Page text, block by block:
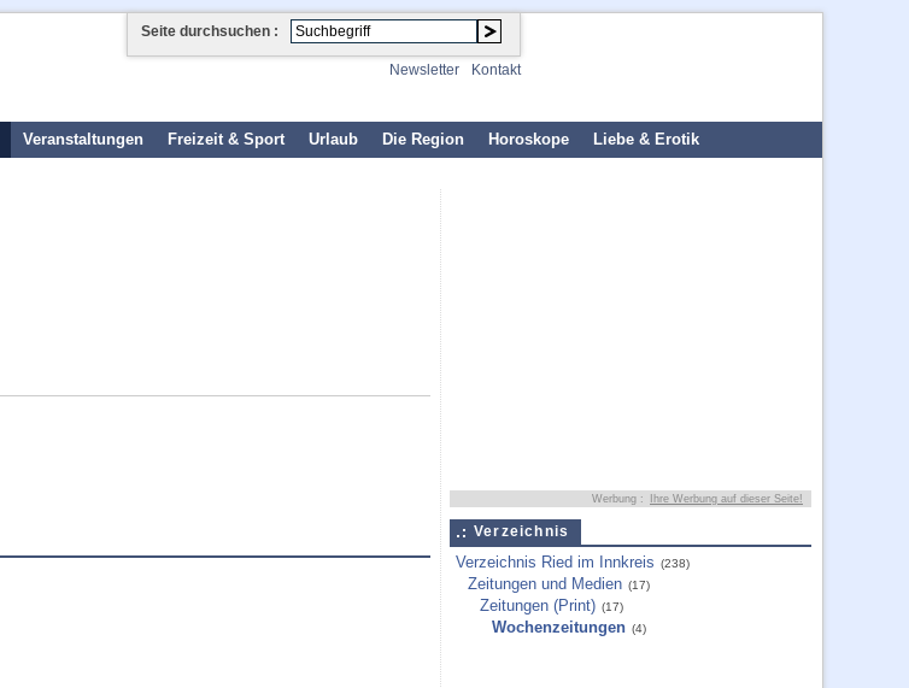
Seite durchsuchen :
Newsletter Kontakt
Veranstaltungen Freizeit & Sport Urlaub Die Region Horoskope Liebe & Erotik
Werbung : Ihre Werbung auf dieser Seite!
Verzeichnis
Verzeichnis Ried im Innkreis (238)
Zeitungen und Medien (17)
Zeitungen (Print) (17)
Wochenzeitungen (4)